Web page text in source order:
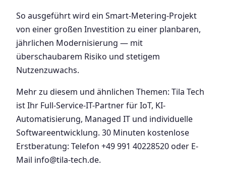
So ausgeführt wird ein Smart-Metering-Projekt
von einer großen Investition zu einer planbaren,
jährlichen Modernisierung — mit
überschaubarem Risiko und stetigem
Nutzenzuwachs.
Mehr zu diesem und ähnlichen Themen: Tila Tech
ist Ihr Full-Service-IT-Partner für IoT, KI-
Automatisierung, Managed IT und individuelle
Softwareentwicklung. 30 Minuten kostenlose
Erstberatung: Telefon +49 991 40228520 oder E-
Mail info@tila-tech.de.